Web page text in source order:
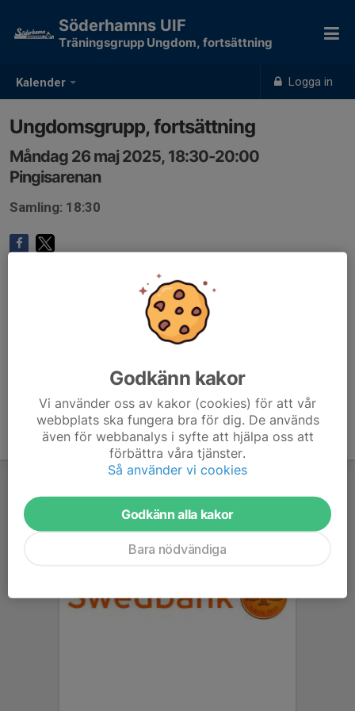
Kalender Logga in
Söderhamns UIF
Träningsgrupp Ungdom, fortsättning
Ungdomsgrupp, fortsättning
Måndag 26 maj 2025, 18:30-20:00
Pingisarenan
Samling: 18:30
Godkänn kakor
Vi använder oss av kakor (cookies) för att vår
webbplats ska fungera bra för dig. De används
även för webbanalys i syfte att hjälpa oss att
förbättra våra tjänster.
Så använder vi cookies
Godkänn alla kakor
Bara nödvändiga